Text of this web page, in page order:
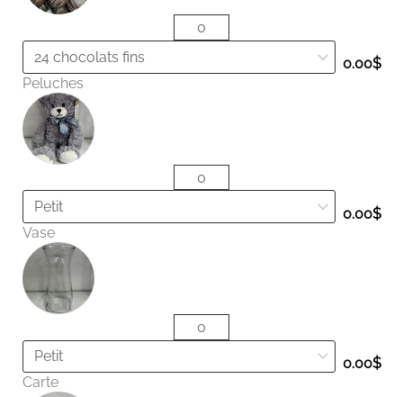
0.00$
Peluches
0.00$
Vase
0.00$
Carte